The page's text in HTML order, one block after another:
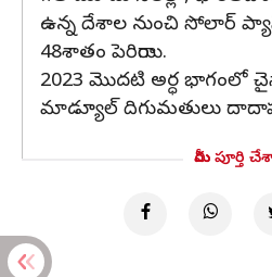
ఉన్న దేశాల నుంచి సోలార్
48శాతం పెరిగాయి.
2023 మొదటి అర్ధ భాగంలో
మాడ్యూల్ దిగుమతులు
మీరు పూర్తి